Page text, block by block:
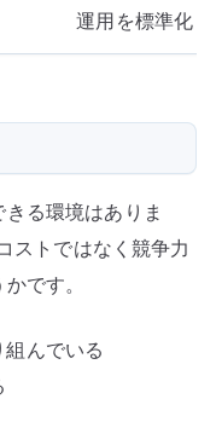
運用を標準化
る環境はありま
ストではなく競争力
です。
んでいる